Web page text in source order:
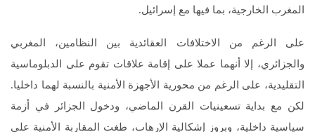
المغرب الخارجية، بما فيها مع إسرائيل.
على الرغم من الاختلافات العقائدية بين النظامين، المغربي
والجزائري، إلا أنهما عملا على إقامة علاقات تقوم على الدبلوماسية
التقليدية، على الرغم من محورية الأجهزة الأمنية بالنسبة لهما داخليا.
لكن مع بداية تسعينيات القرن الماضي، ودخول الجزائر في أزمة
سياسية داخلية، وبروز إشكالية الإرهاب، طغت المقاربة الأمنية على